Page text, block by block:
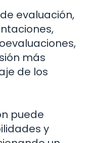
evaluación,
más
de los
puede
y